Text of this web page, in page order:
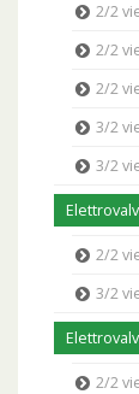
2/2
2/2
2/2
3/2
3/2
2/2
3/2
2/2